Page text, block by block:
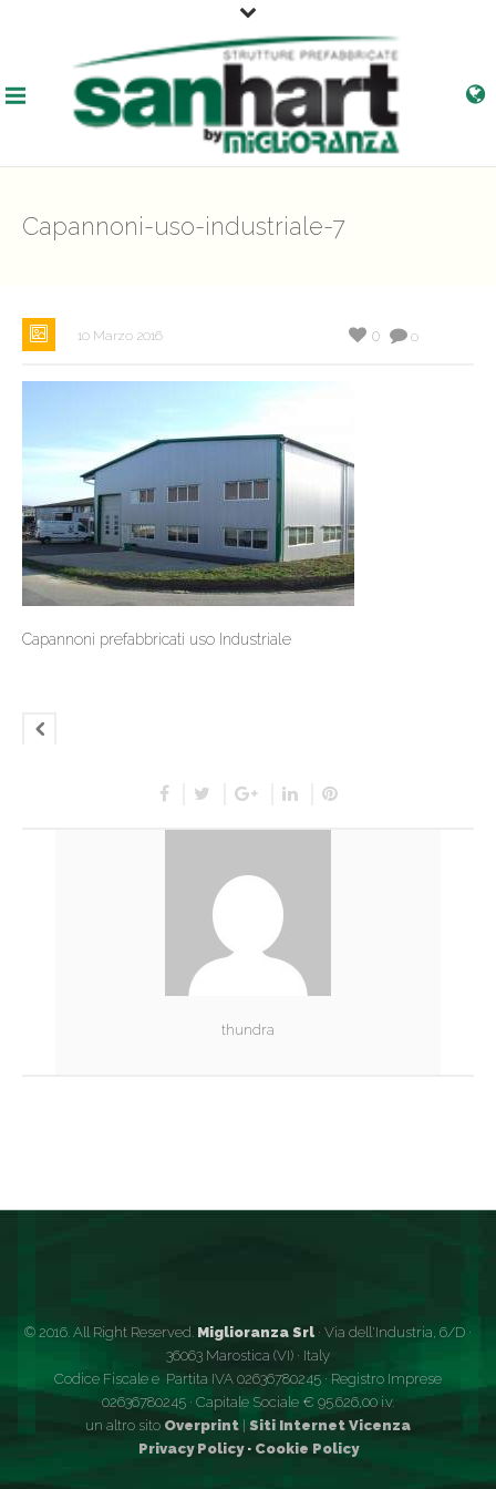
Capannoni-uso-industriale-7
10 Marzo 2016 0
0
Capannoni prefabbricati uso Industriale
thundra
© 2016. All Right Reserved. Miglioranza Srl · Via dell'Industria, 6/D ·
36063 Marostica (VI) · Italy
Codice Fiscale e Partita IVA 02636780245 · Registro Imprese
02636780245 · Capitale Sociale € 95.626,00 i.v.
un altro sito Overprint Siti Internet Vicenza
Privacy Policy · Cookie Policy